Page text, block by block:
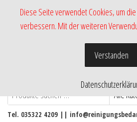
-Shop RmH-
Tel. 035322 4209 ||
Diese Seite verwendet Cookies, um
verbessern. Mit der weiteren
Verstanden